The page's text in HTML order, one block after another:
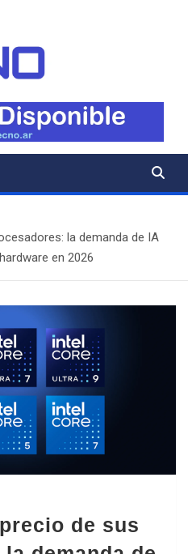
la demanda de IA
en 2026
de sus